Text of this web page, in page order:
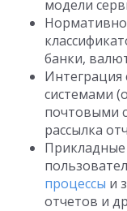
модели
банки,
системами
почтовыми
рассылка
Прикладные
процессы и
отчетов и